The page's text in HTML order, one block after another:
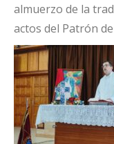
almuerzo de la
actos del Patrón